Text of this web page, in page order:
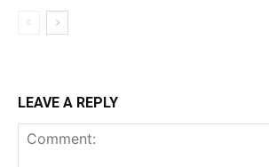
LEAVE A REPLY